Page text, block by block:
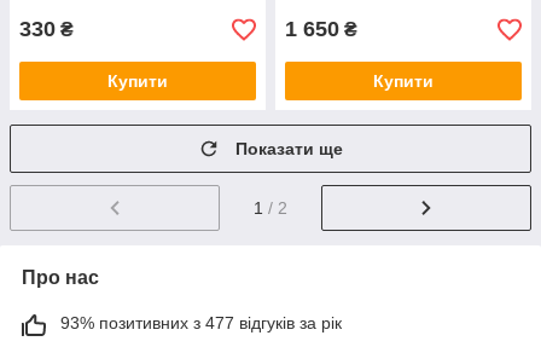
330 ₴
Купити
1 650 ₴
Купити
Показати ще
1 / 2
Про нас
93% позитивних з 477 відгуків за рік